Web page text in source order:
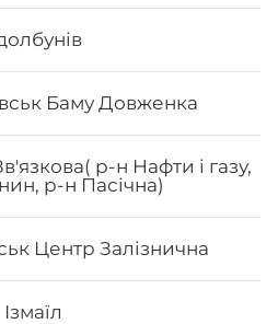
Баму Довженка
р-н Нафти і газу,
р-н Пасічна)
Центр Залізнична
Ізмаїл
та лососем